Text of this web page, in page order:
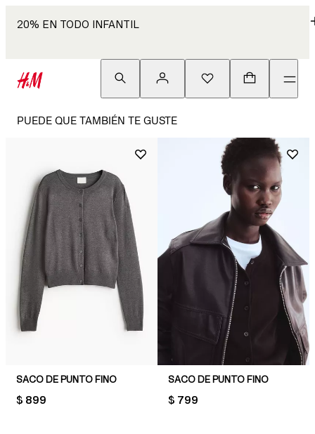
20% EN TODO INFANTIL
PUEDE QUE TAMBIÉN TE GUSTE
SACO DE PUNTO FINO
PRICE:
$ 899
SACO DE PUNTO FINO
PRICE:
$ 799